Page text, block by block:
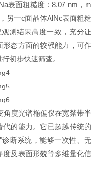
表面粗糙度：8.07 nm ， m
，另一c面晶体AlNc表面粗糙
观测结果高度一致，充分证
形态方面的较强能力，可作
初步快速筛查。
角度光谱椭偏仪在宽禁带半
的能力。它已超越传统的
断系统，能够一次性、无
度及表面形貌等多维量化信